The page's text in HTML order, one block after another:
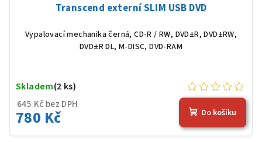
Transcend externí SLIM USB DVD
Vypalovací mechanika černá, CD-R / RW, DVD±R, DVD±RW,
DVD±R DL, M-DISC, DVD-RAM
645 Kč bez DPH
780 Kč
Skladem(2 ks)
Do košíku